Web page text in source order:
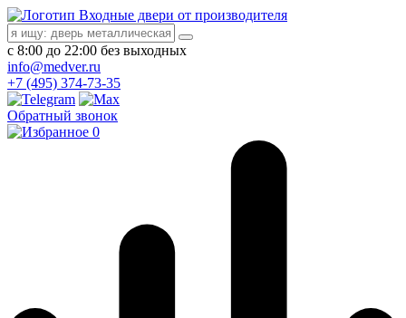
Входные двери от производителя
с 8:00 до 22:00 без выходных
info@medver.ru
+7 (495) 374-73-35
Обратный звонок
0